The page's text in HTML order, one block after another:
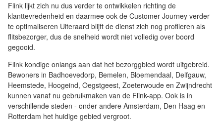
Flink lijkt zich nu dus verder te ontwikkelen richting de
klanttevredenheid en daarmee ook de Customer Journey verder
te optimaliseren Uiteraard blijft de dienst zich nog profileren als
flitsbezorger, dus de snelheid wordt niet volledig over boord
gegooid.
Flink kondige onlangs aan dat het bezorggbied wordt uitgebreid.
Bewoners in Badhoevedorp, Bemelen, Bloemendaal, Delfgauw,
Heemstede, Hoogeind, Oegstgeest, Zoeterwoude en Zwijndrecht
kunnen vanaf nu gebruikmaken van de Flink-app. Ook is in
verschillende steden - onder andere Amsterdam, Den Haag en
Rotterdam het huidige gebied vergroot.